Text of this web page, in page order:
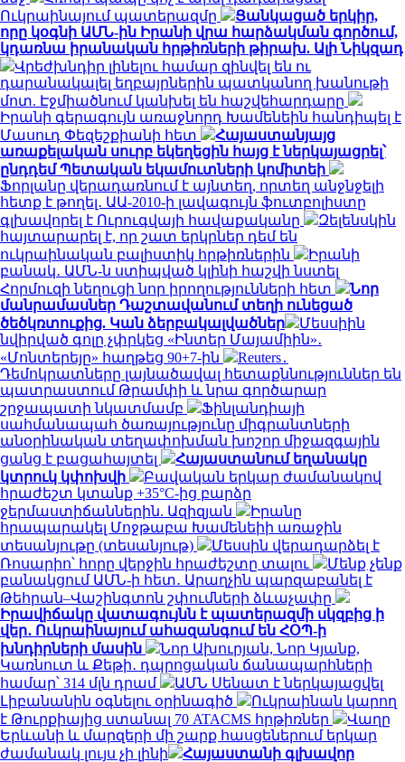
Ուկրաինայում պատերազմը
Ցանկացած երկիր,
որը կօգնի ԱՄՆ-ին Իրանի վրա հարձակման գործում,
կդառնա իրանական հրթիռների թիրախ. Ալի Նիկզադ
Վրեժխնդիր լինելու համար զինվել են ու
դարանակալել եղբայրներին պատկանող խանութի
մոտ. Էջմիածնում կանխել են հաշվեհարդարը
Իրանի գերագույն առաջնորդ Խամենեին հանդիպել է
Մասուդ Փեզեշքիանի հետ
Հայաստանյայց
առաքելական սուրբ եկեղեցին հայց է ներկայացրել՝
ընդդեմ Պետական եկամուտների կոմիտեի
Ֆորլանը վերադառնում է այնտեղ, որտեղ անջնջելի
հետք է թողել․ ԱԱ-2010-ի լավագույն ֆուտբոլիստը
գլխավորել է Ուրուգվայի հավաքականը
Զելենսկին
հայտարարել է, որ շատ երկրներ դեմ են
ուկրաինական բալիստիկ հրթիռներին
Իրանի
բանակ․ ԱՄՆ-ն ստիպված կլինի հաշվի նստել
Հորմուզի նեղուցի նոր իրողությունների հետ
Նոր
մանրամասներ Դաշտավանում տեղի ունեցած
ծեծկռտուքից. Կան ձերբակալվածներ
Մեսսիին
նվիրված գոլը չփրկեց «Ինտեր Մայամիին»․
«Մոնտերեյը» հաղթեց 90+7-ին
Reuters․
Դեմոկրատները լայնածավալ հետաքննություններ են
պատրաստում Թրամփի և նրա գործարար
շրջապատի նկատմամբ
Ֆինլանդիայի
սահմանապահ ծառայությունը միգրանտների
անօրինական տեղափոխման խոշոր միջազգային
ցանց է բացահայտել
Հայաստանում եղանակը
կտրուկ կփոխվի
Բավական երկար ժամանակով
հրաժեշտ կտանք +35°C-ից բարձր
ջերմաստիճաններին. Ազիզյան
Իրանը
հրապարակել Մոջթաբա Խամենեիի առաջին
տեսանյութը (տեսանյութ)
Մեսսին վերադարձել է
Ռոսարիո՝ հորը վերջին հրաժեշտը տալու
Մենք չենք
բանակցում ԱՄՆ-ի հետ․ Արաղչին պարզաբանել է
Թեհրան–Վաշինգտոն շփումների ձևաչափը
Իրավիճակը վատագույնն է պատերազմի սկզբից ի
վեր․ Ուկրաինայում ահազանգում են ՀՕՊ-ի
խնդիրների մասին
Նոր Ախուրյան, Նոր Կյանք,
Կառնուտ և Քեթի․ դպրոցական ճանապարհների
համար՝ 314 մլն դրամ
ԱՄՆ Սենատ է ներկայացվել
Լիբանանին օգնելու օրինագիծ
Ուկրաինան կարող
է Թուրքիայից ստանալ 70 ATACMS հրթիռներ
Վաղը
Երևանի և մարզերի մի շարք հասցեներում երկար
ժամանակ լույս չի լինի
Հայաստանի գլխավոր